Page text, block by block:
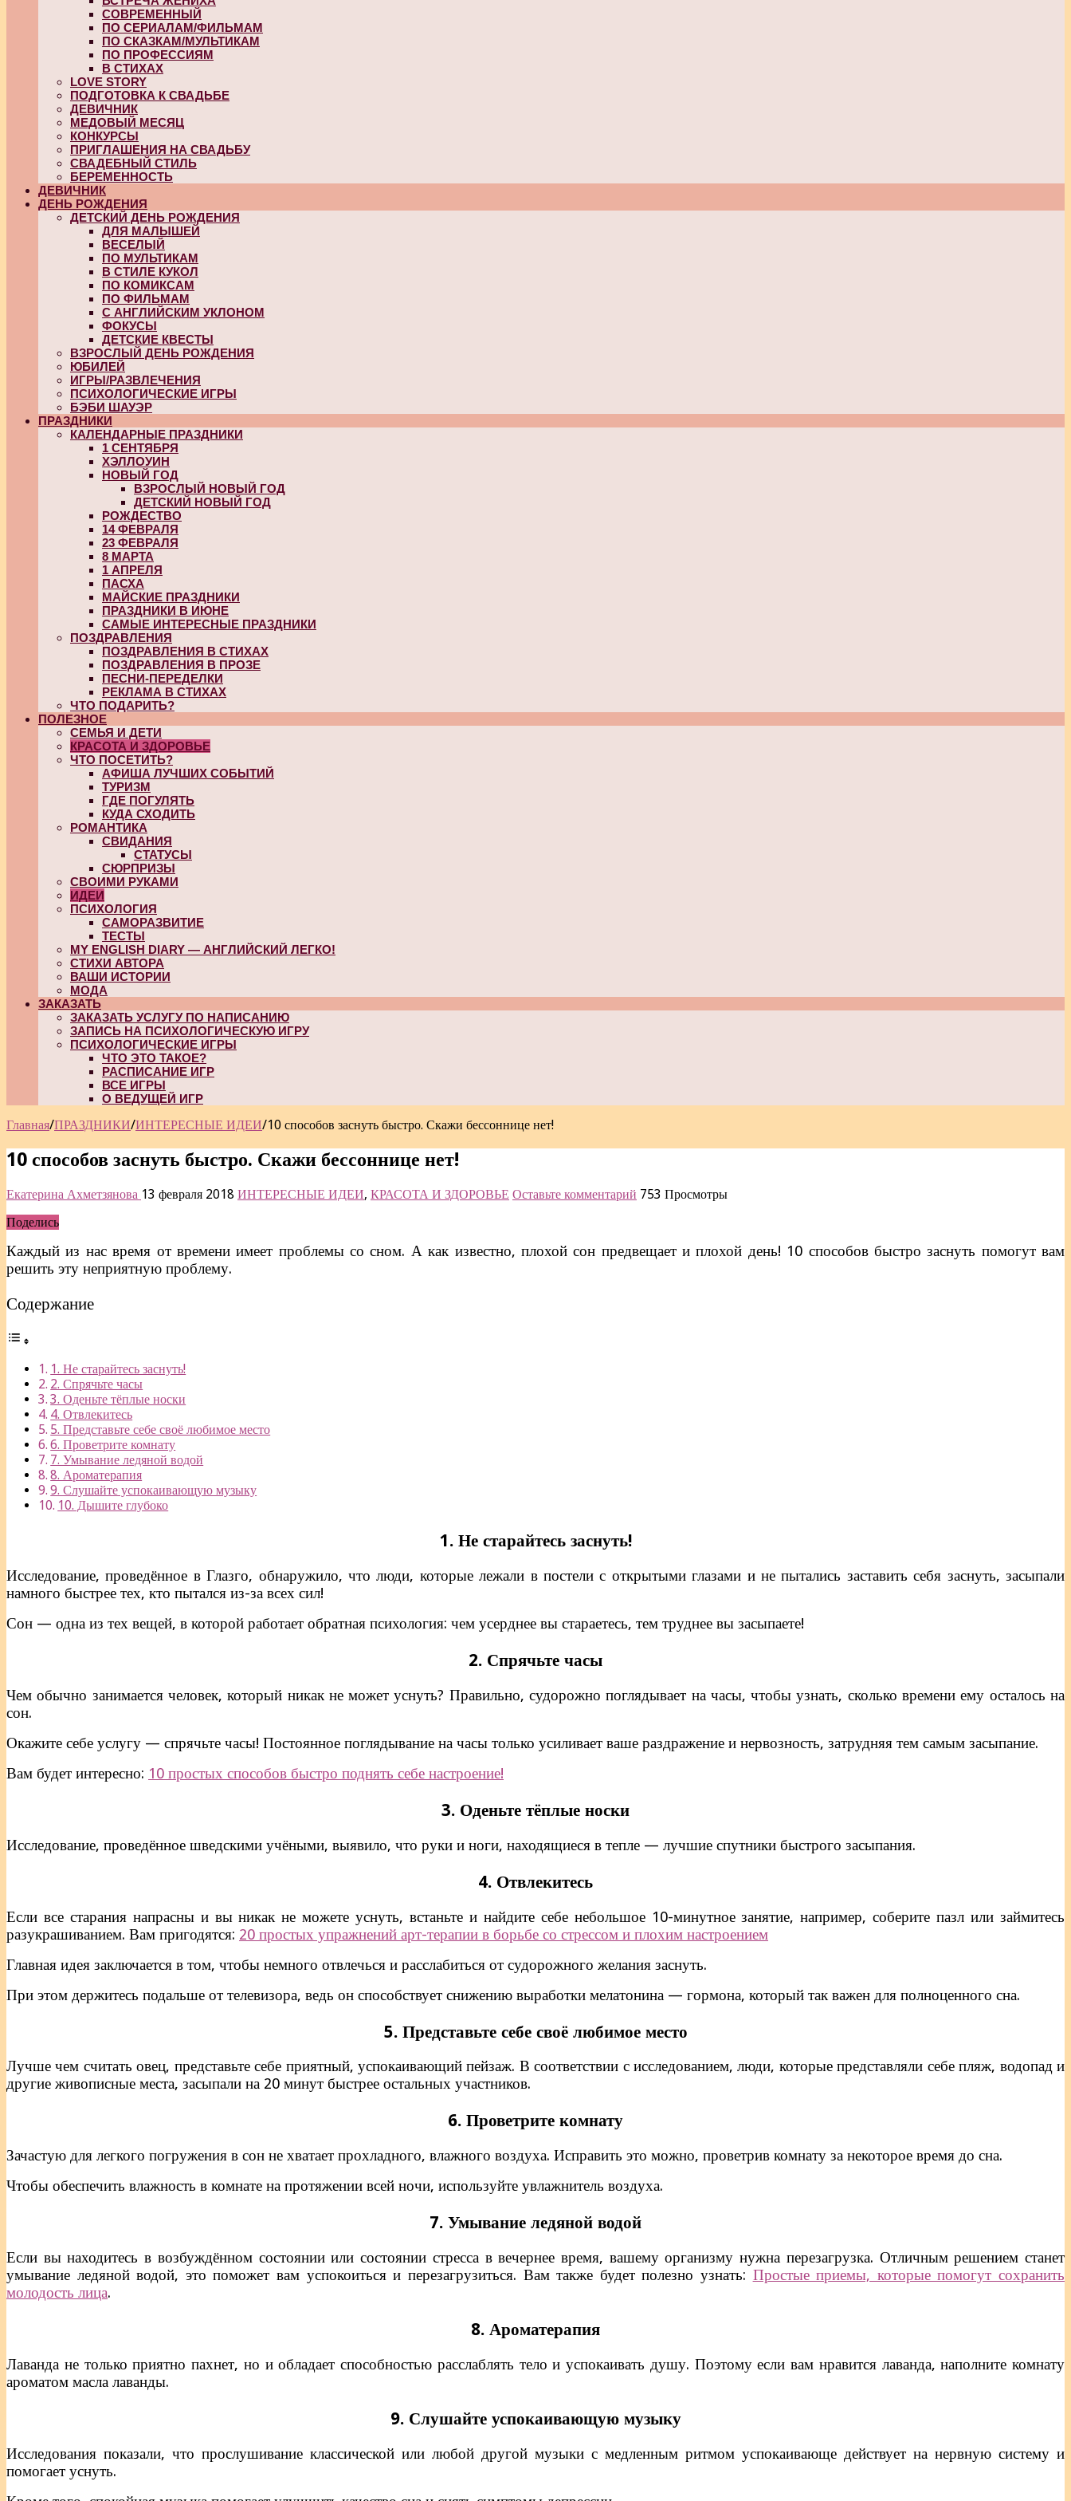
СОВРЕМЕННЫЙ
ПО СЕРИАЛАМ/ФИЛЬМАМ
ПО СКАЗКАМ/МУЛЬТИКАМ
ПО ПРОФЕССИЯМ
В СТИХАХ
LOVE STORY
ПОДГОТОВКА К СВАДЬБЕ
ДЕВИЧНИК
МЕДОВЫЙ МЕСЯЦ
КОНКУРСЫ
ПРИГЛАШЕНИЯ НА СВАДЬБУ
СВАДЕБНЫЙ СТИЛЬ
БЕРЕМЕННОСТЬ
ДЕВИЧНИК
ДЕНЬ РОЖДЕНИЯ
ДЕТСКИЙ ДЕНЬ РОЖДЕНИЯ
ДЛЯ МАЛЫШЕЙ
ВЕСЕЛЫЙ
ПО МУЛЬТИКАМ
В СТИЛЕ КУКОЛ
ПО КОМИКСАМ
ПО ФИЛЬМАМ
С АНГЛИЙСКИМ УКЛОНОМ
ФОКУСЫ
ДЕТСКИЕ КВЕСТЫ
ВЗРОСЛЫЙ ДЕНЬ РОЖДЕНИЯ
ЮБИЛЕЙ
ИГРЫ/РАЗВЛЕЧЕНИЯ
ПСИХОЛОГИЧЕСКИЕ ИГРЫ
БЭБИ ШАУЭР
ПРАЗДНИКИ
КАЛЕНДАРНЫЕ ПРАЗДНИКИ
1 СЕНТЯБРЯ
ХЭЛЛОУИН
НОВЫЙ ГОД
ВЗРОСЛЫЙ НОВЫЙ ГОД
ДЕТСКИЙ НОВЫЙ ГОД
РОЖДЕСТВО
14 ФЕВРАЛЯ
23 ФЕВРАЛЯ
8 МАРТА
1 АПРЕЛЯ
ПАСХА
МАЙСКИЕ ПРАЗДНИКИ
ПРАЗДНИКИ В ИЮНЕ
САМЫЕ ИНТЕРЕСНЫЕ ПРАЗДНИКИ
ПОЗДРАВЛЕНИЯ
ПОЗДРАВЛЕНИЯ В СТИХАХ
ПОЗДРАВЛЕНИЯ В ПРОЗЕ
ПЕСНИ-ПЕРЕДЕЛКИ
РЕКЛАМА В СТИХАХ
ЧТО ПОДАРИТЬ?
ПОЛЕЗНОЕ
СЕМЬЯ И ДЕТИ
КРАСОТА И ЗДОРОВЬЕ
ЧТО ПОСЕТИТЬ?
АФИША ЛУЧШИХ СОБЫТИЙ
ТУРИЗМ
ГДЕ ПОГУЛЯТЬ
КУДА СХОДИТЬ
РОМАНТИКА
СВИДАНИЯ
СТАТУСЫ
СЮРПРИЗЫ
СВОИМИ РУКАМИ
ИДЕИ
ПСИХОЛОГИЯ
САМОРАЗВИТИЕ
ТЕСТЫ
MY ENGLISH DIARY — АНГЛИЙСКИЙ ЛЕГКО!
СТИХИ АВТОРА
ВАШИ ИСТОРИИ
МОДА
ЗАКАЗАТЬ
ЗАКАЗАТЬ УСЛУГУ ПО НАПИСАНИЮ
ЗАПИСЬ НА ПСИХОЛОГИЧЕСКУЮ ИГРУ
ПСИХОЛОГИЧЕСКИЕ ИГРЫ
ЧТО ЭТО ТАКОЕ?
РАСПИСАНИЕ ИГР
ВСЕ ИГРЫ
О ВЕДУЩЕЙ ИГР
Главная/ПРАЗДНИКИ/ИНТЕРЕСНЫЕ ИДЕИ/10 способов заснуть быстро. Скажи бессоннице нет!
10 способов заснуть быстро. Скажи бессоннице нет!
Екатерина Ахметзянова 13 февраля 2018 ИНТЕРЕСНЫЕ ИДЕИ, КРАСОТА И ЗДОРОВЬЕ Оставьте комментарий 753 Просмотры
Поделись
Каждый из нас время от времени имеет проблемы со сном. А как известно, плохой сон предвещает и плохой день! 10 способов быстро заснуть помогут вам
решить эту неприятную проблему.
Содержание
1. Не старайтесь заснуть!
2. Спрячьте часы
3. Оденьте тёплые носки
4. Отвлекитесь
5. Представьте себе своё любимое место
6. Проветрите комнату
7. Умывание ледяной водой
8. Ароматерапия
9. Слушайте успокаивающую музыку
10. Дышите глубоко
1. Не старайтесь заснуть!
Исследование, проведённое в Глазго, обнаружило, что люди, которые лежали в постели с открытыми глазами и не пытались заставить себя заснуть, засыпали
намного быстрее тех, кто пытался из-за всех сил!
Сон — одна из тех вещей, в которой работает обратная психология: чем усерднее вы стараетесь, тем труднее вы засыпаете!
2. Спрячьте часы
Чем обычно занимается человек, который никак не может уснуть? Правильно, судорожно поглядывает на часы, чтобы узнать, сколько времени ему осталось на
сон.
Окажите себе услугу — спрячьте часы! Постоянное поглядывание на часы только усиливает ваше раздражение и нервозность, затрудняя тем самым засыпание.
Вам будет интересно: 10 простых способов быстро поднять себе настроение!
3. Оденьте тёплые носки
Исследование, проведённое шведскими учёными, выявило, что руки и ноги, находящиеся в тепле — лучшие спутники быстрого засыпания.
4. Отвлекитесь
Если все старания напрасны и вы никак не можете уснуть, встаньте и найдите себе небольшое 10-минутное занятие, например, соберите пазл или займитесь
разукрашиванием. Вам пригодятся: 20 простых упражнений арт-терапии в борьбе со стрессом и плохим настроением
Главная идея заключается в том, чтобы немного отвлечься и расслабиться от судорожного желания заснуть.
При этом держитесь подальше от телевизора, ведь он способствует снижению выработки мелатонина — гормона, который так важен для полноценного сна.
5. Представьте себе своё любимое место
Лучше чем считать овец, представьте себе приятный, успокаивающий пейзаж. В соответствии с исследованием, люди, которые представляли себе пляж, водопад и
другие живописные места, засыпали на 20 минут быстрее остальных участников.
6. Проветрите комнату
Зачастую для легкого погружения в сон не хватает прохладного, влажного воздуха. Исправить это можно, проветрив комнату за некоторое время до сна.
Чтобы обеспечить влажность в комнате на протяжении всей ночи, используйте увлажнитель воздуха.
7. Умывание ледяной водой
Если вы находитесь в возбуждённом состоянии или состоянии стресса в вечернее время, вашему организму нужна перезагрузка. Отличным решением станет
умывание ледяной водой, это поможет вам успокоиться и перезагрузиться. Вам также будет полезно узнать: Простые приемы, которые помогут сохранить
молодость лица.
8. Ароматерапия
Лаванда не только приятно пахнет, но и обладает способностью расслаблять тело и успокаивать душу. Поэтому если вам нравится лаванда, наполните комнату
ароматом масла лаванды.
9. Слушайте успокаивающую музыку
Исследования показали, что прослушивание классической или любой другой музыки с медленным ритмом успокаивающе действует на нервную систему и
помогает уснуть.